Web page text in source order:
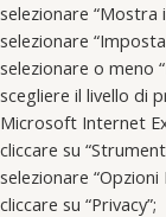
selezionare “Mostra
selezionare
selezionare o meno
scegliere il livello di
Microsoft Internet
cliccare su
selezionare “Opzioni
cliccare su “Privacy”;